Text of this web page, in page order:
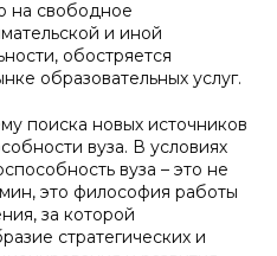
на свободное
и иной
обостряется
образовательных услуг.
поиска новых источников
вуза. В условиях
вуза – это не
это философия работы
за которой
стратегических и